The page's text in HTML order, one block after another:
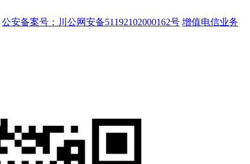
公安备案号：川公网安备51192102000162号 增值电信业务